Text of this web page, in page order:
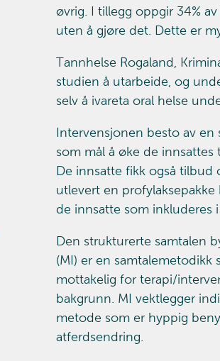
øvrig. I tillegg oppgir 34%
uten å gjøre det. Dette er
Tannhelse Rogaland,
studien å utarbeide, og
selv å ivareta oral helse
Intervensjonen besto av
som mål å øke de innsattes
De innsatte fikk også
utlevert en
de innsatte som inkluderes
Den strukturerte samtalen
(MI) er en
mottakelig for terapi/
bakgrunn. MI vektlegger
metode som er hyppig
atferdsendring.